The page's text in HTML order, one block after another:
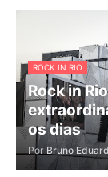
ROCK IN RIO
Rock in
os dias
Por Bruno